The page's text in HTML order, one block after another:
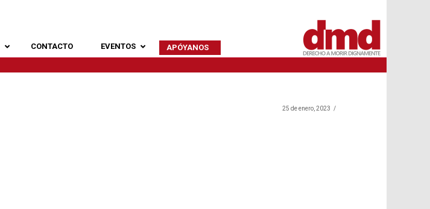
CONTACTO EVENTOS APÓYANOS
25 de enero, 2023